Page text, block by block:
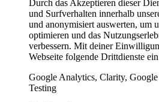
Durch das Akzeptieren dieser
und Surfverhalten innerhalb
und anonymisiert auswerten, um
optimieren und das
verbessern. Mit deiner
Webseite folgende Drittdienste
Google Analytics, Clarity,
Testing